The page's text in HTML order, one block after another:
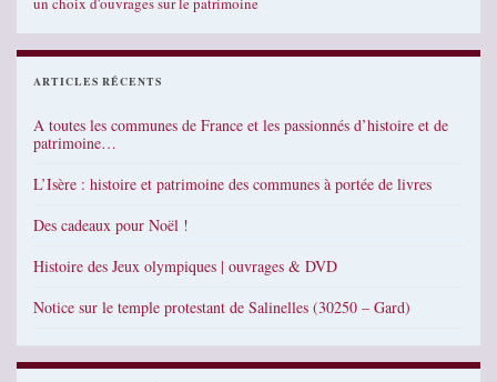
ARTICLES RÉCENTS
A toutes les communes de France et les passionnés d’histoire et de
patrimoine…
L’Isère : histoire et patrimoine des communes à portée de livres
Des cadeaux pour Noël !
Histoire des Jeux olympiques | ouvrages & DVD
Notice sur le temple protestant de Salinelles (30250 – Gard)